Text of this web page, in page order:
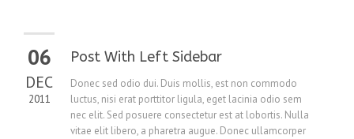
06
DEC
2011
Post With Left Sidebar
Donec sed odio dui. Duis mollis, est non commodo
luctus, nisi erat porttitor ligula, eget lacinia odio sem
nec elit. Sed posuere consectetur est at lobortis. Nulla
vitae elit libero, a pharetra augue. Donec ullamcorper